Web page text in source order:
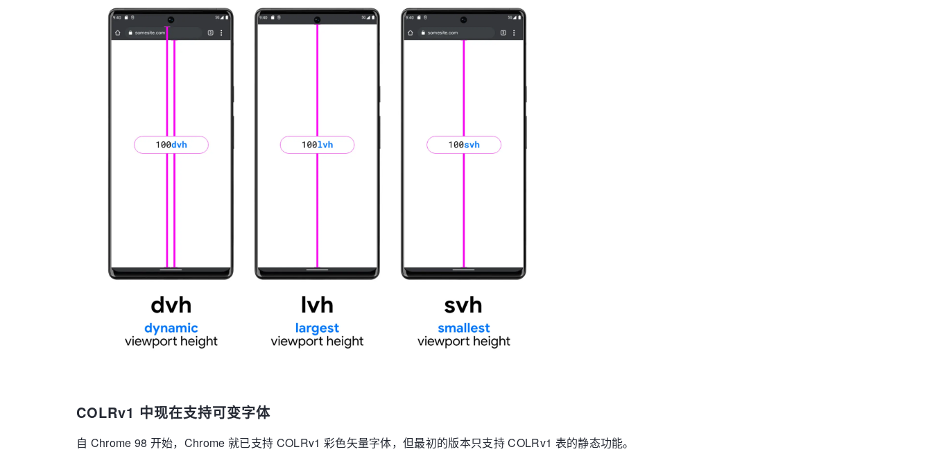
COLRv1 中现在支持可变字体
自 Chrome 98 开始，Chrome 就已支持 COLRv1 彩色矢量字体，但最初的版本只支持 COLRv1 表的静态功能。